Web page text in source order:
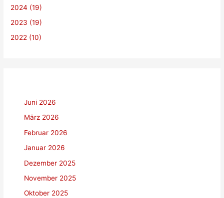
c
h
2024 (19)
2023 (19)
2022 (10)
Juni 2026
März 2026
Februar 2026
Januar 2026
Dezember 2025
November 2025
Oktober 2025